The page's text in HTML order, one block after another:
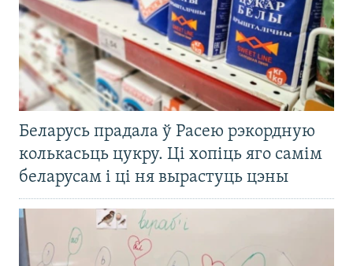
Беларусь прадала ў Расею рэкордную
колькасьць цукру. Ці хопіць яго самім
беларусам і ці ня вырастуць цэны